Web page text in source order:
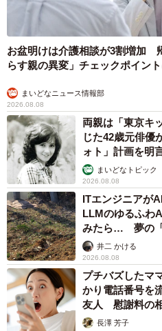
お盆明けは介護相談が3割増加
らす親の異変」チェックポイント
まいどなニュース情報部
2026.08.08
両親は「東京キ
じた42歳元俳優
ォト」計画を明
む」まいどなトピック
2026.08.08
ITエンジニアが
LLMのゆるふわ
みたら… 夢の「
るか井二 かける
2026.08.08
プチバズしたマ
かり電話番号を
友人 慰謝料の
解説】長澤 芳子